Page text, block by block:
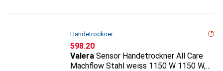
Händetrockner
CHF
598.20
Valera Sensor Händetrockner All Care
Machflow Stahl weiss 1150 W 1150 W,